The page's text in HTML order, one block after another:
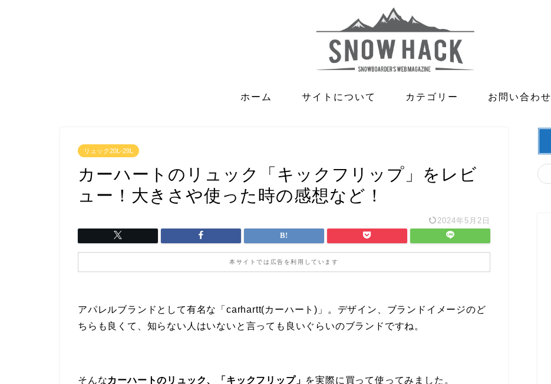
ホーム サイトについて カテゴリー お問い合わせ
リュック20L-29L
カーハートのリュック「キックフリップ」をレビ
ュー！大きさや使った時の感想など！
2024年5月2日
本サイトでは広告を利用しています
アパレルブランドとして有名な「carhartt(カーハート)」。デザイン、ブランドイメージのど
ちらも良くて、知らない人はいないと言っても良いぐらいのブランドですね。
そんなカーハートのリュック、「キックフリップ」 を実際に買って使ってみました。